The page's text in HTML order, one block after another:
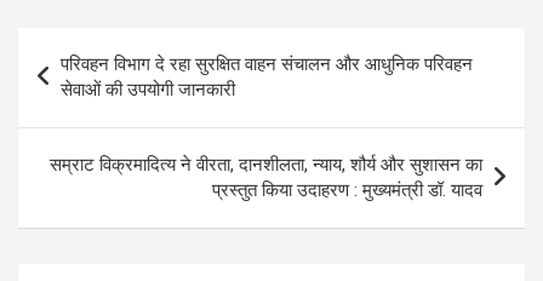
o
o
k
g
er
A
p
p
a
n
k
navigation
परिवहन विभाग दे रहा सुरक्षित वाहन संचालन और आधुनिक परिवहन
सेवाओं की उपयोगी जानकारी
सम्राट विक्रमादित्य ने वीरता, दानशीलता, न्याय, शौर्य और सुशासन का
प्रस्तुत किया उदाहरण : मुख्यमंत्री डॉ. यादव